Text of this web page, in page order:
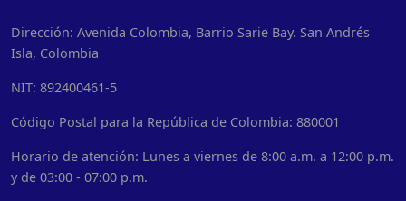
Dirección: Avenida Colombia, Barrio Sarie Bay. San Andrés
Isla, Colombia
NIT: 892400461-5
Código Postal para la República de Colombia: 880001
Horario de atención: Lunes a viernes de 8:00 a.m. a 12:00 p.m.
y de 03:00 - 07:00 p.m.